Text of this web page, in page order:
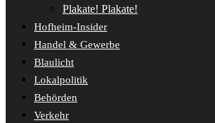
Plakate! Plakate!
Hofheim-Insider
Handel & Gewerbe
Blaulicht
Lokalpolitik
Behörden
Verkehr